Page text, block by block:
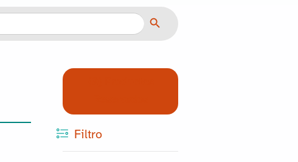
Botón de búsqueda
Filtro